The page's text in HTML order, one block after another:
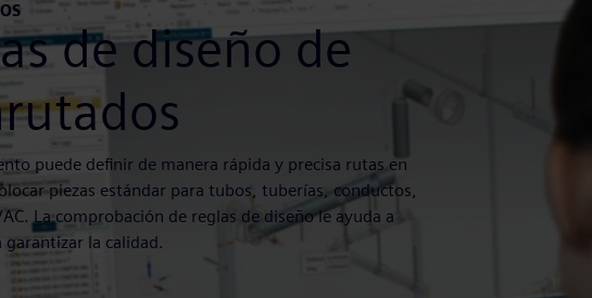
de diseño de
puede definir de manera rápida y precisa rutas en
piezas estándar para tubos, tuberías, conductos,
La comprobación de reglas de diseño le ayuda a
la calidad.